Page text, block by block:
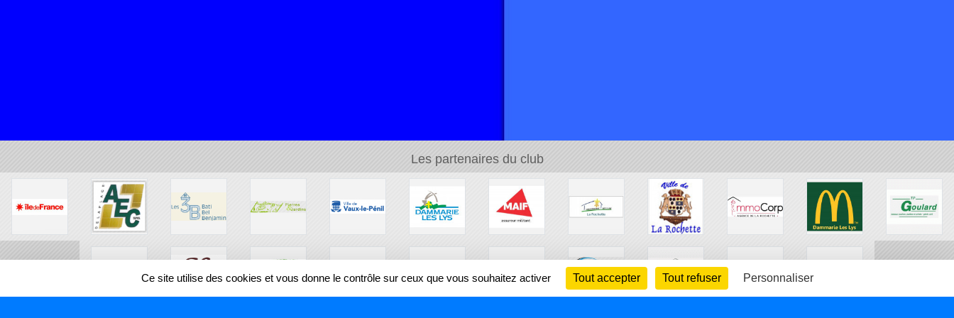
Les partenaires du club
Ce site utilise des cookies et vous donne le contrôle sur ceux que vous souhaitez activer Tout accepter Tout refuser Personnaliser